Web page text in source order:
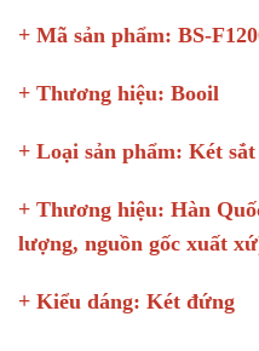
+ Mã sản phẩm: BS-
+ Thương hiệu: Booil
+ Loại sản phẩm: Két
+ Thương hiệu: Hàn
lượng, nguồn gốc xuất
+ Kiểu dáng: Két đứng